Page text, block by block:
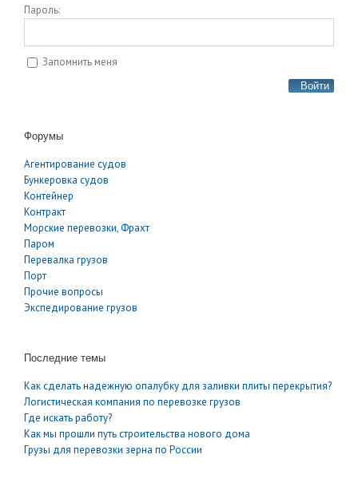
Пароль:
Запомнить меня
Войти
Форумы
Агентирование судов
Бункеровка судов
Контейнер
Контракт
Морские перевозки, Фрахт
Паром
Перевалка грузов
Порт
Прочие вопросы
Экспедирование грузов
Последние темы
Как сделать надежную опалубку для заливки плиты перекрытия?
Логистическая компания по перевозке грузов
Где искать работу?
Как мы прошли путь строительства нового дома
Грузы для перевозки зерна по России